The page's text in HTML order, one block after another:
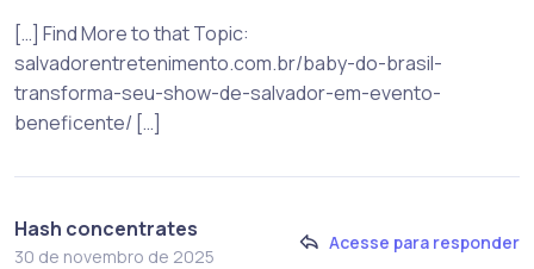
[…] Find More to that Topic:
salvadorentretenimento.com.br/baby-do-brasil-
transforma-seu-show-de-salvador-em-evento-
beneficente/ […]
Hash concentrates
30 de novembro de 2025
Acesse para responder